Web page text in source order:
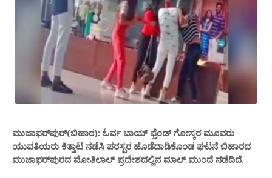
ಮುಜಾಫರ್​ಪುರ್​(ಬಿಹಾರ): ಓರ್ವ ಬಾಯ್ ಫ್ರೆಂಡ್ ಗೋಸ್ಕರ ಮೂವರು
ಯುವತಿಯರು ಕಿತ್ತಾಟ ನಡೆಸಿ ಪರಸ್ಪರ ಹೊಡೆದಾಡಿಕೊಂಡ ಘಟನೆ ಬಿಹಾರದ
ಮುಜಾಫರ್​ಪುರದ ಮೋತಿಲಾಲ್​​ ಪ್ರದೇಶದಲ್ಲಿನ ಮಾಲ್​​ ಮುಂದೆ ನಡೆದಿದೆ.